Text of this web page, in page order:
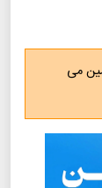
می